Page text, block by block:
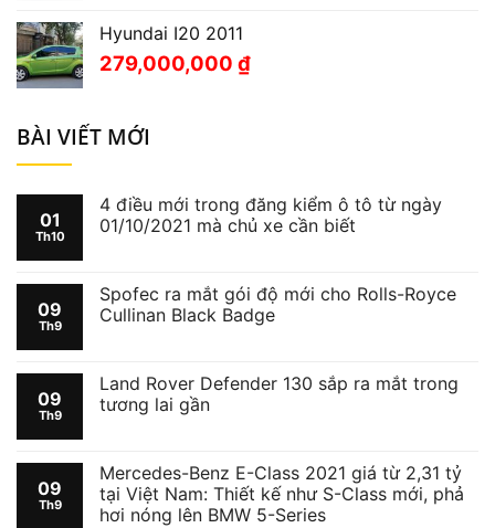
Hyundai I20 2011
279,000,000 ₫
BÀI VIẾT MỚI
01
Th10
4 điều mới trong đăng kiểm ô tô từ ngày
01/10/2021 mà chủ xe cần biết
09
Th9
Spofec ra mắt gói độ mới cho Rolls-Royce
Cullinan Black Badge
09
Th9
Land Rover Defender 130 sắp ra mắt trong
tương lai gần
09
Th9
Mercedes-Benz E-Class 2021 giá từ 2,31 tỷ
tại Việt Nam: Thiết kế như S-Class mới, phả
hơi nóng lên BMW 5-Series